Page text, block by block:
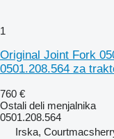
1
Original Joint Fork
0501.208.564 za
760 €
Ostali deli menjalnika
0501.208.564
Irska,